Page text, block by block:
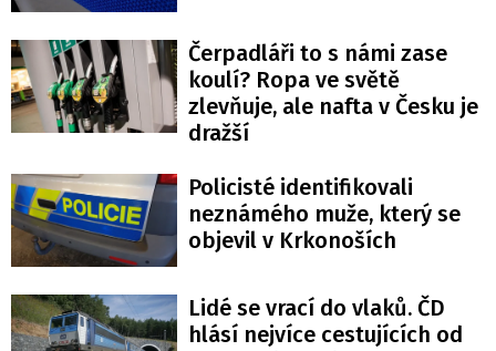
Čerpadláři to s námi zase
koulí? Ropa ve světě
zlevňuje, ale nafta v Česku je
dražší
Policisté identifikovali
neznámého muže, který se
objevil v Krkonoších
Lidé se vrací do vlaků. ČD
hlásí nejvíce cestujících od